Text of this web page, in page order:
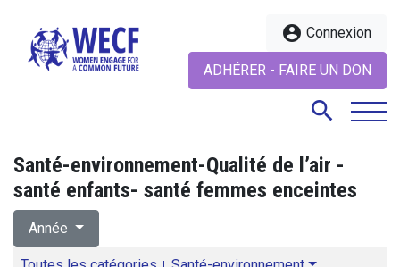
account_circle Connexion
ADHÉRER - FAIRE UN DON
search
search
Santé-environnement-Qualité de l’air -
santé enfants- santé femmes enceintes
Année